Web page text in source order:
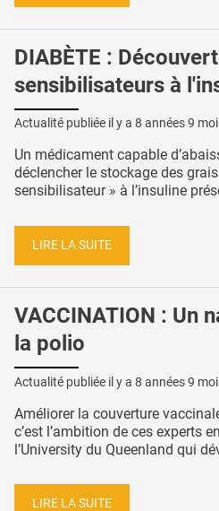
DIABÈTE :
sensibilisateurs à
Actualité publiée il y a 8 années 9
Un médicament capable
déclencher le stockage des
sensibilisateur » à l’insuline
LIRE LA SUITE
VACCINATION : Un
la polio
Actualité publiée il y a 8 années 9
Améliorer la couverture
c’est l’ambition de ces experts
l’University du Queenland qui
LIRE LA SUITE